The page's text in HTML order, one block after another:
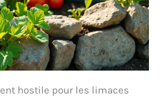
hostile pour les limaces